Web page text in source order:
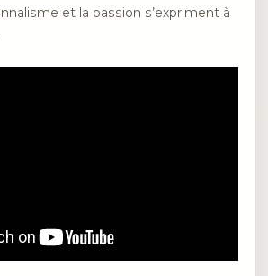
et la passion s’expriment à